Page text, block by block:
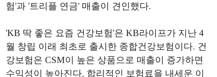
험'과 '트리플 연금' 매출이 견인했다.
'KB 딱 좋은 요즘 건강보험'은 KB라이프가 지난 4
월 창립 이래 최초로 출시한 종합건강보험이다. 건
강보험은 CSM이 높은 상품으로 매출이 증가하면
수익성이 높아진다. 합리적인 보험료을 내세운 이